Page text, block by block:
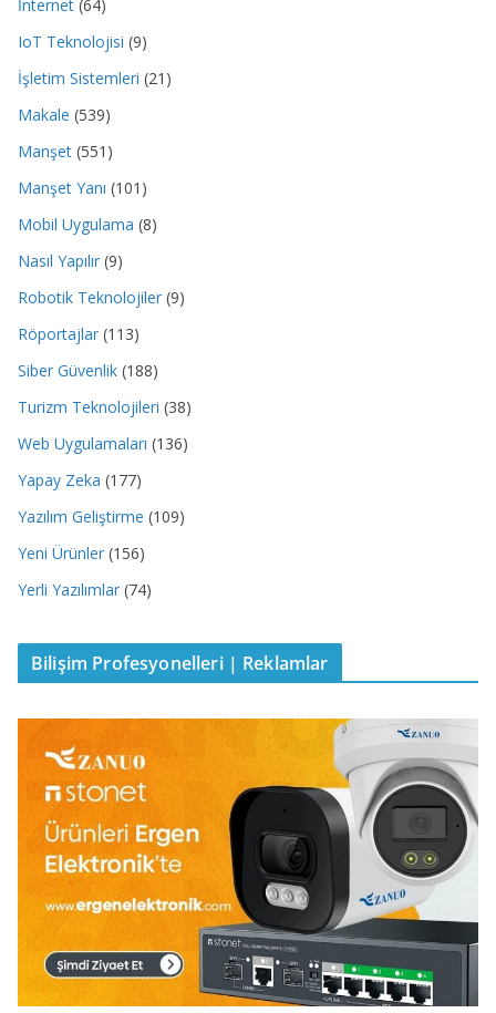
İnternet (64)
IoT Teknolojisi (9)
İşletim Sistemleri (21)
Makale (539)
Manşet (551)
Manşet Yanı (101)
Mobil Uygulama (8)
Nasıl Yapılır (9)
Robotik Teknolojiler (9)
Röportajlar (113)
Siber Güvenlik (188)
Turizm Teknolojileri (38)
Web Uygulamaları (136)
Yapay Zeka (177)
Yazılım Geliştirme (109)
Yeni Ürünler (156)
Yerli Yazılımlar (74)
Bilişim Profesyonelleri | Reklamlar